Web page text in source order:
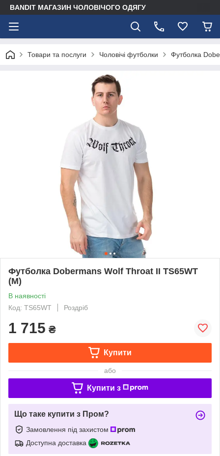
BANDIT МАГАЗИН ЧОЛОВІЧОГО ОДЯГУ
Товари та послуги Чоловічі футболки Футболка
Футболка Dobermans Wolf Throat II TS65WT
(M)
В наявності
Код: TS65WT
Роздріб
1 715 ₴
Купити
або
Купити з
Що таке купити з Пром?
Замовлення під захистом
Доступна доставка